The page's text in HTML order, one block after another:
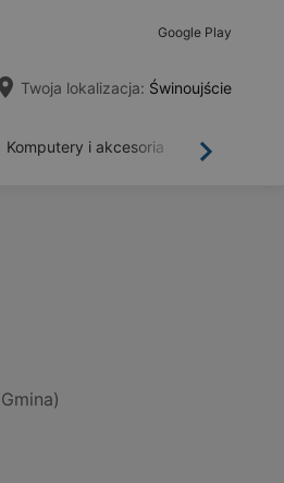
Google Play
Twoja lokalizacja: Świnoujście
Dalej
Komputery i akcesoria